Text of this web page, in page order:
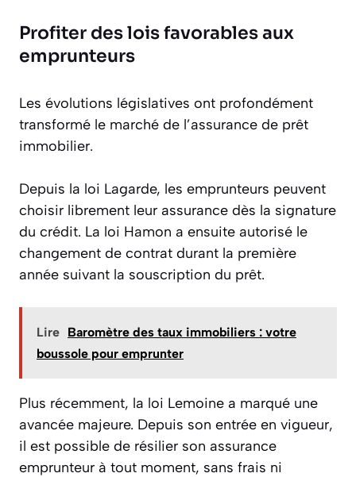
Profiter des lois favorables aux
emprunteurs
Les évolutions législatives ont profondément
transformé le marché de l’assurance de prêt
immobilier.
Depuis la loi Lagarde, les emprunteurs peuvent
choisir librement leur assurance dès la signature
du crédit. La loi Hamon a ensuite autorisé le
changement de contrat durant la première
année suivant la souscription du prêt.
Lire Baromètre des taux immobiliers : votre
boussole pour emprunter
Plus récemment, la loi Lemoine a marqué une
avancée majeure. Depuis son entrée en vigueur,
il est possible de résilier son assurance
emprunteur à tout moment, sans frais ni